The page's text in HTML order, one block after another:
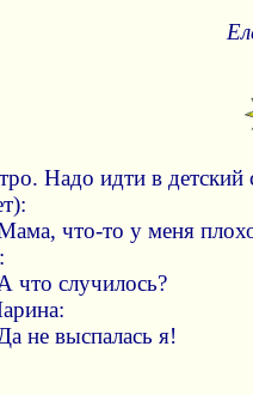
Надо идти в
что-то у меня
что случилось?
не выспалась я!